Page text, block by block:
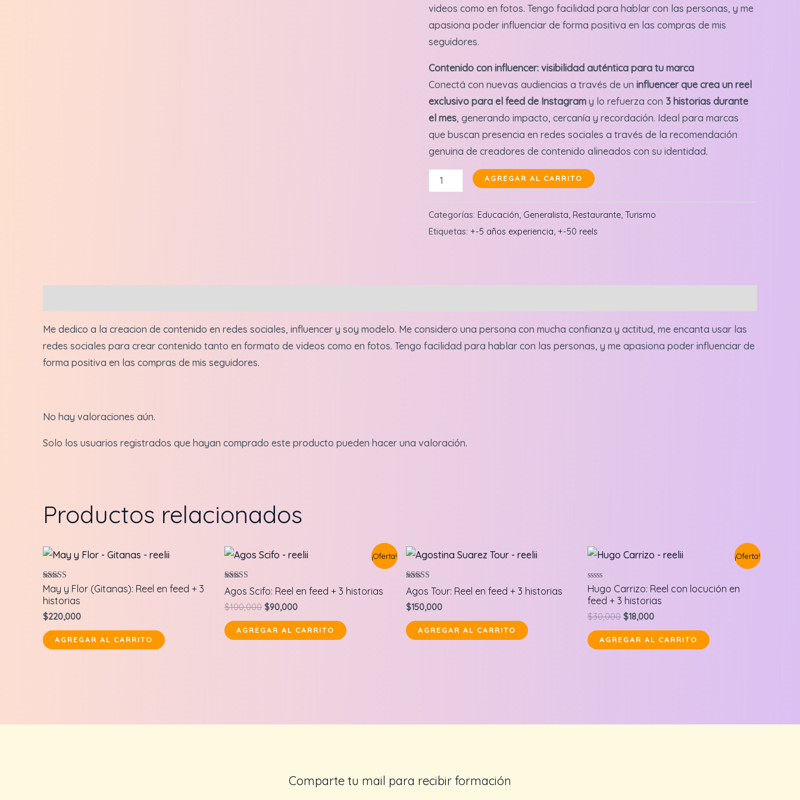
videos como en fotos. Tengo facilidad para hablar con las personas, y me
apasiona poder influenciar de forma positiva en las compras de mis
seguidores.
Contenido con influencer: visibilidad auténtica para tu marca
Conectá con nuevas audiencias a través de un influencer que crea un reel
exclusivo para el feed de Instagram y lo refuerza con 3 historias durante
el mes, generando impacto, cercanía y recordación. Ideal para marcas
que buscan presencia en redes sociales a través de la recomendación
genuina de creadores de contenido alineados con su identidad.
Constanza
Montalto:
Reel
en
AGREGAR AL CARRITO
Categorías: Educación, Generalista, Restaurante, Turismo
Etiquetas: +-5 años experiencia, +-50 reels
Me dedico a la creacion de contenido en redes sociales, influencer y soy modelo. Me considero una persona con mucha confianza y actitud, me encanta usar las
redes sociales para crear contenido tanto en formato de videos como en fotos. Tengo facilidad para hablar con las personas, y me apasiona poder influenciar de
forma positiva en las compras de mis seguidores.
No hay valoraciones aún.
Solo los usuarios registrados que hayan comprado este producto pueden hacer una valoración.
Productos relacionados
Valorado en
5.00
de 5
May y Flor (Gitanas): Reel en feed + 3
historias
$220,000
AGREGAR AL CARRITO
¡Oferta!
Valorado en
5.00
de 5
Agos Scifo: Reel en feed + 3 historias
$100,000 Original
was:
$100,000.
$90,000Current
is:
$90,000.
AGREGAR AL CARRITO
Valorado en
5.00
de 5
Agos Tour: Reel en feed + 3 historias
$150,000
AGREGAR AL CARRITO
¡Oferta!
Valorado
en
0
de
5
Hugo Carrizo: Reel con locución en
feed + 3 historias
$30,000 Original
was:
$30,000.
$18,000Current
is:
$18,000.
AGREGAR AL CARRITO
Comparte tu mail para recibir formación